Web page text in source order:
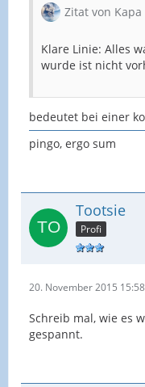
Zitat von Kapa
Klare Linie: Alles
wurde ist nicht
bedeutet bei einer
pingo, ergo sum
Tootsie
Profi
20. November 2015 15:58
Schreib mal, wie es
gespannt.